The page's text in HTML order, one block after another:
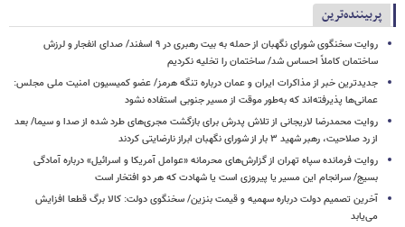
پربیننده‌ترین
روایت سخنگوی شورای نگهبان از حمله به بیت رهبری در ۹ اسفند/ صدای انفجار و لرزش
ساختمان کاملاً احساس شد/ ساختمان را تخلیه نکردیم
جدیدترین خبر از مذاکرات ایران و عمان درباره تنگه هرمز/ عضو کمیسیون امنیت ملی مجلس:
عمانی‌ها پذیرفته‌اند که به‌طور موقت از مسیر جنوبی استفاده نشود
روایت محمدرضا لاریجانی از تلاش پدرش برای بازگشت مجری‌های طرد شده از صدا و سیما/ بعد
از رد صلاحیت، رهبر شهید ۳ بار از شورای نگهبان ابراز نارضایتی کردند
روایت فرمانده سپاه تهران از گزارش‌های محرمانه «عوامل آمریکا و اسرائیل» درباره آمادگی
بسیج/ سرانجام این مسیر یا پیروزی است یا شهادت که هر دو افتخار است
آخرین تصمیم دولت درباره سهمیه و قیمت بنزین/ سخنگوی دولت: کالا برگ قطعا افزایش
می‌یابد